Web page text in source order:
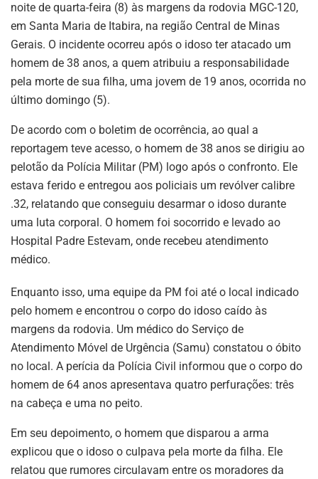
noite de quarta-feira (8) às margens da rodovia MGC-120,
em Santa Maria de Itabira, na região Central de Minas
Gerais. O incidente ocorreu após o idoso ter atacado um
homem de 38 anos, a quem atribuiu a responsabilidade
pela morte de sua filha, uma jovem de 19 anos, ocorrida no
último domingo (5).
De acordo com o boletim de ocorrência, ao qual a
reportagem teve acesso, o homem de 38 anos se dirigiu ao
pelotão da Polícia Militar (PM) logo após o confronto. Ele
estava ferido e entregou aos policiais um revólver calibre
.32, relatando que conseguiu desarmar o idoso durante
uma luta corporal. O homem foi socorrido e levado ao
Hospital Padre Estevam, onde recebeu atendimento
médico.
Enquanto isso, uma equipe da PM foi até o local indicado
pelo homem e encontrou o corpo do idoso caído às
margens da rodovia. Um médico do Serviço de
Atendimento Móvel de Urgência (Samu) constatou o óbito
no local. A perícia da Polícia Civil informou que o corpo do
homem de 64 anos apresentava quatro perfurações: três
na cabeça e uma no peito.
Em seu depoimento, o homem que disparou a arma
explicou que o idoso o culpava pela morte da filha. Ele
relatou que rumores circulavam entre os moradores da